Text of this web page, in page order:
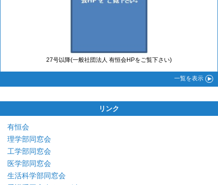
27号以降(一般社団法人 有恒会HPをご覧下さい)
一覧を表示
リンク
有恒会
理学部同窓会
工学部同窓会
医学部同窓会
生活科学部同窓会